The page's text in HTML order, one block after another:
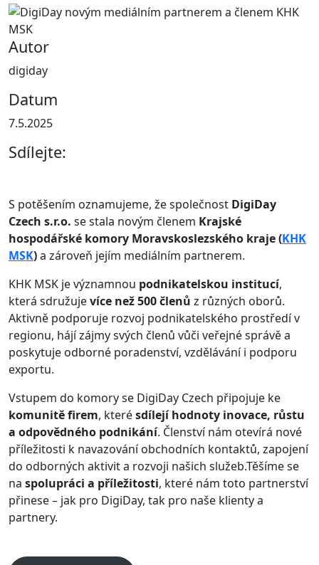
Autor
digiday
Datum
7.5.2025
Sdílejte:
S potěšením oznamujeme, že společnost DigiDay
Czech s.r.o. se stala novým členem Krajské
hospodářské komory Moravskoslezského kraje (KHK
MSK)a zároveň jejím mediálním partnerem.
KHK MSK je významnou podnikatelskou institucí,
která sdružujevíce než 500 členů z různých oborů.
Aktivně podporuje rozvoj podnikatelského prostředí v
regionu, hájí zájmy svých členů vůči veřejné správě a
poskytuje odborné poradenství, vzdělávání i podporu
exportu.
Vstupem do komory se DigiDay Czech připojuje ke
komunitě firem, kterésdílejí hodnoty inovace, růstu
a odpovědného podnikání. Členství nám otevírá nové
příležitosti k navazování obchodních kontaktů, zapojení
do odborných aktivit a rozvoji našich služeb.Těšíme se
na spolupráci a příležitosti, které nám toto partnerství
přinese – jak pro DigiDay, tak pro naše klienty a
partnery.